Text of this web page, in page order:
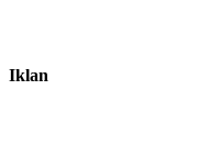
Iklan